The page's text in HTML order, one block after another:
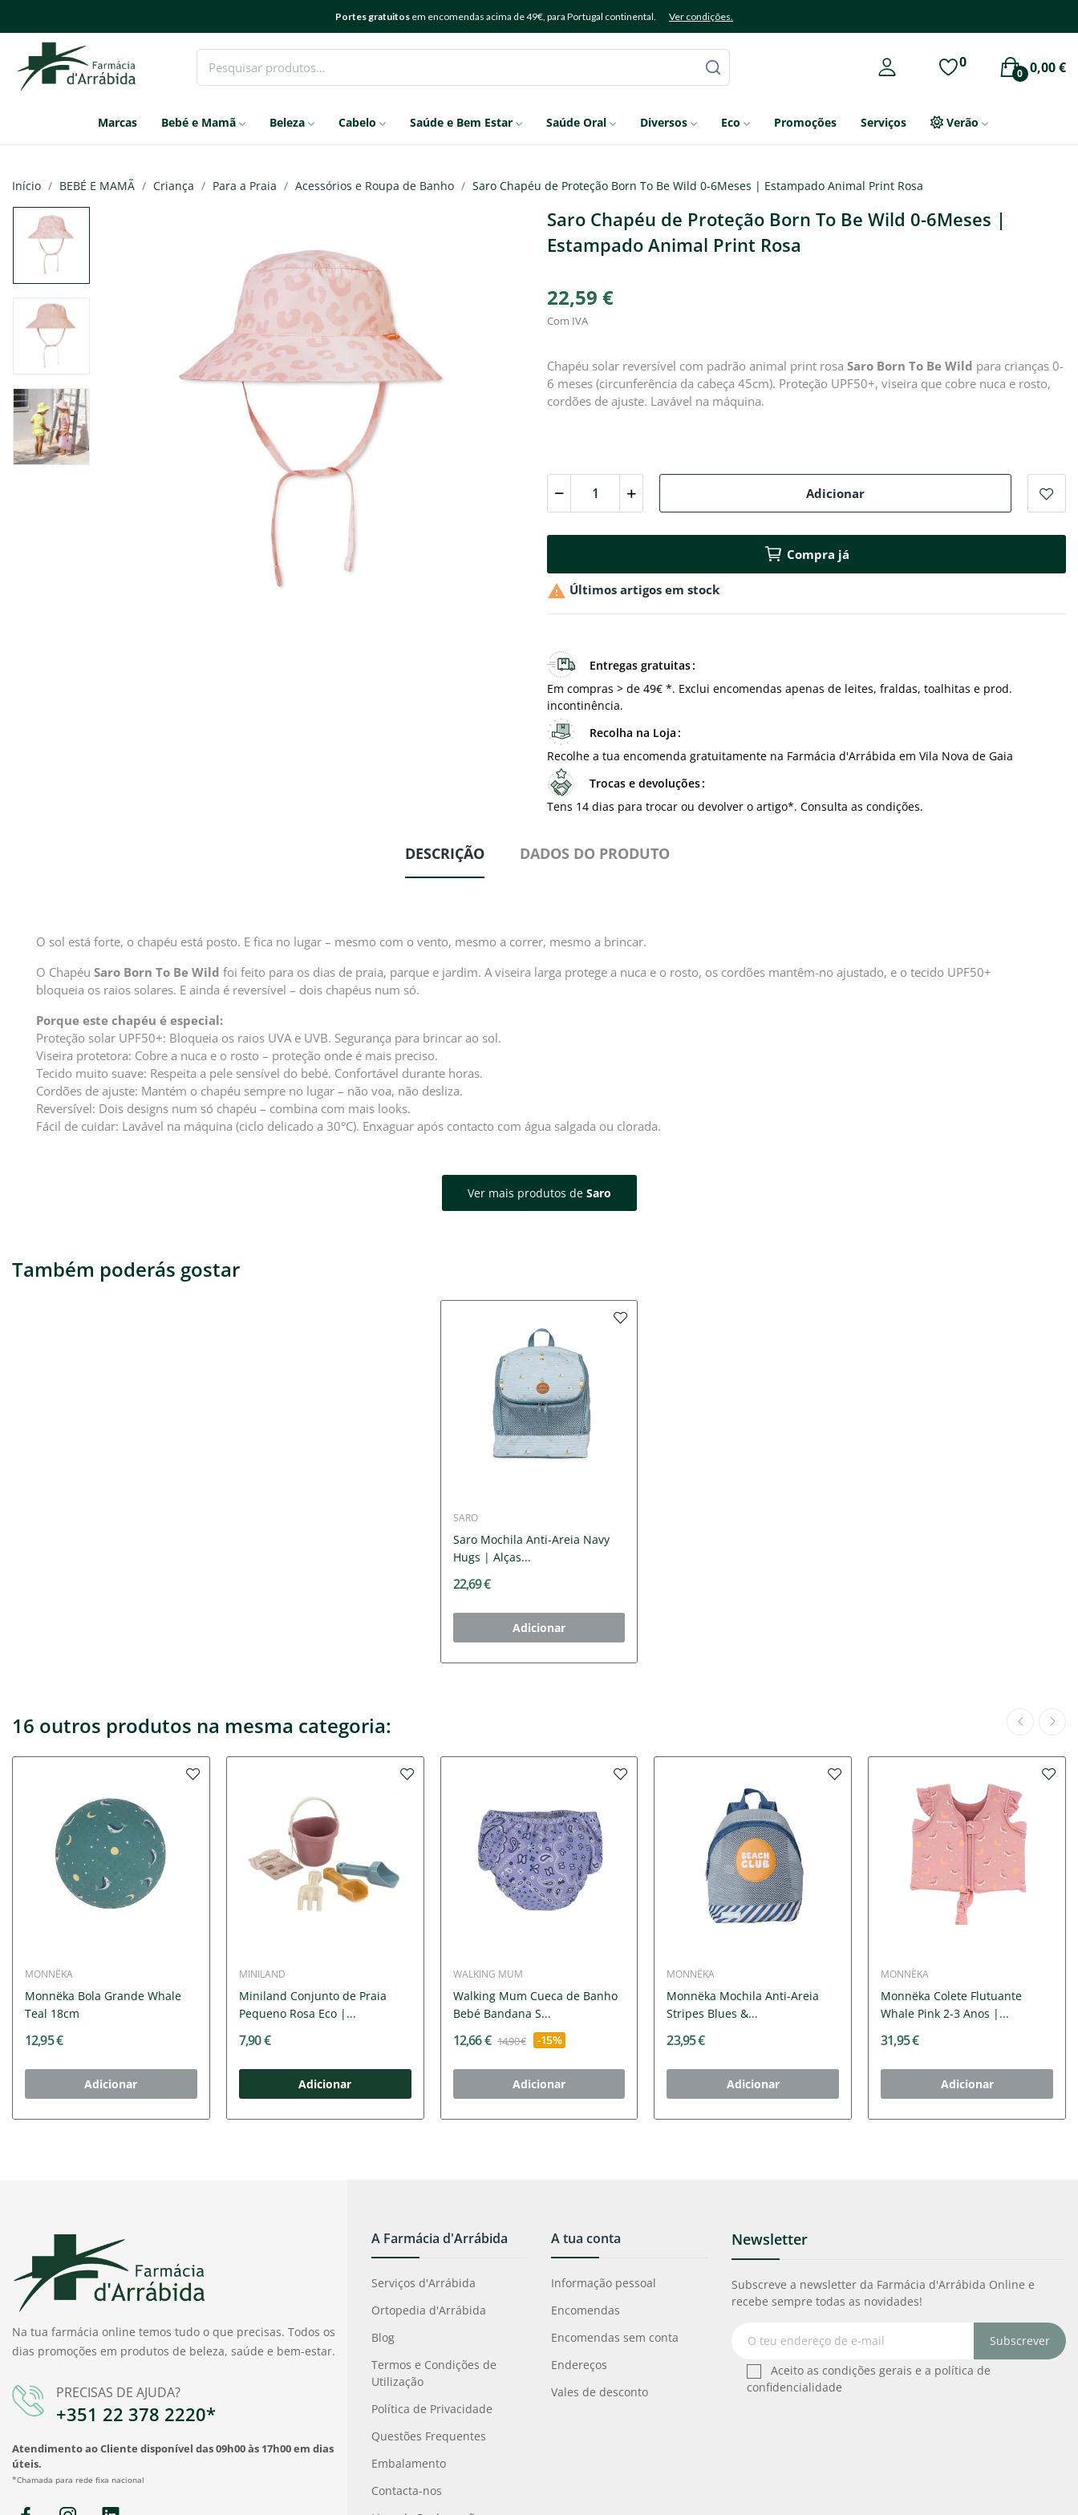
Portes gratuitos em encomendas acima de 49€, para Portugal continental. Ver condições.
0 0,00 €
0
Marcas Bebé e Mamã Beleza Cabelo Saúde e Bem Estar Saúde Oral Diversos Eco Promoções Serviços Verão
Início BEBÉ E MAMÃ Criança Para a Praia Acessórios e Roupa de Banho Saro Chapéu de Proteção Born To Be Wild 0-6Meses | Estampado Animal Print Rosa
Saro Chapéu de Proteção Born To Be Wild 0-6Meses |
Estampado Animal Print Rosa
22,59 €
Com IVA
Chapéu solar reversível com padrão animal print rosa Saro Born To Be Wild para crianças 0-
6 meses (circunferência da cabeça 45cm). Proteção UPF50+, viseira que cobre nuca e rosto,
cordões de ajuste. Lavável na máquina.
Adicionar
Compra já
 Últimos artigos em stock
Entregas gratuitas
Em compras > de 49€ *. Exclui encomendas apenas de leites, fraldas, toalhitas e prod.
incontinência.
Recolha na Loja
Recolhe a tua encomenda gratuitamente na Farmácia d'Arrábida em Vila Nova de Gaia
Trocas e devoluções
Tens 14 dias para trocar ou devolver o artigo*. Consulta as condições.
DESCRIÇÃO DADOS DO PRODUTO
O sol está forte, o chapéu está posto. E fica no lugar – mesmo com o vento, mesmo a correr, mesmo a brincar.
O Chapéu Saro Born To Be Wild foi feito para os dias de praia, parque e jardim. A viseira larga protege a nuca e o rosto, os cordões mantêm-no ajustado, e o tecido UPF50+
bloqueia os raios solares. E ainda é reversível – dois chapéus num só.
Porque este chapéu é especial:
Proteção solar UPF50+: Bloqueia os raios UVA e UVB. Segurança para brincar ao sol.
Viseira protetora: Cobre a nuca e o rosto – proteção onde é mais preciso.
Tecido muito suave: Respeita a pele sensível do bebé. Confortável durante horas.
Cordões de ajuste: Mantém o chapéu sempre no lugar – não voa, não desliza.
Reversível: Dois designs num só chapéu – combina com mais looks.
Fácil de cuidar: Lavável na máquina (ciclo delicado a 30°C). Enxaguar após contacto com água salgada ou clorada.
Ver mais produtos de Saro
Também poderás gostar
SARO
Saro Mochila Anti-Areia Navy
Hugs | Alças...
22,69 €
Adicionar
16 outros produtos na mesma categoria:
MONNËKA
Monnëka Bola Grande Whale
Teal 18cm
12,95 €
Adicionar
MINILAND
Miniland Conjunto de Praia
Pequeno Rosa Eco |...
7,90 €
Adicionar
WALKING MUM
Walking Mum Cueca de Banho
Bebé Bandana S...
12,66 € 14,90 € -15%
Adicionar
MONNËKA
Monnëka Mochila Anti-Areia
Stripes Blues &...
23,95 €
Adicionar
MONNËKA
Monnëka Colete Flutuante
Whale Pink 2-3 Anos |...
31,95 €
Adicionar
Na tua farmácia online temos tudo o que precisas. Todos os
dias promoções em produtos de beleza, saúde e bem-estar.
PRECISAS DE AJUDA?
+351 22 378 2220*
Atendimento ao Cliente disponível das 09h00 às 17h00 em dias
úteis.
*Chamada para rede fixa nacional
A Farmácia d'Arrábida
Serviços d'Arrábida
Ortopedia d'Arrábida
Blog
Termos e Condições de
Utilização
Política de Privacidade
Questões Frequentes
Embalamento
Contacta-nos
A tua conta
Informação pessoal
Encomendas
Encomendas sem conta
Endereços
Vales de desconto
Newsletter
Subscreve a newsletter da Farmácia d'Arrábida Online e
recebe sempre todas as novidades!
Subscrever
Aceito as condições gerais e a política de
confidencialidade